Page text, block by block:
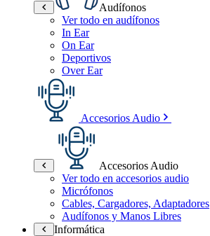
Audífonos
Ver todo en audífonos
In Ear
On Ear
Deportivos
Over Ear
Accesorios Audio
Accesorios Audio
Ver todo en accesorios audio
Micrófonos
Cables, Cargadores, Adaptadores
Audífonos y Manos Libres
Informática